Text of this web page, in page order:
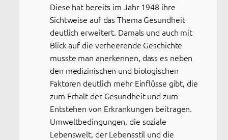
Diese hat bereits im Jahr 1948 ihre
Sichtweise auf das Thema Gesundheit
deutlich erweitert. Damals und auch mit
Blick auf die verheerende Geschichte
musste man anerkennen, dass es neben
den medizinischen und biologischen
Faktoren deutlich mehr Einflüsse gibt, die
zum Erhalt der Gesundheit und zum
Entstehen von Erkrankungen beitragen.
Umweltbedingungen, die soziale
Lebenswelt, der Lebensstil und die